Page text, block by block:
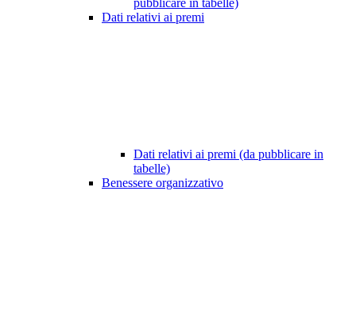
pubblicare in tabelle)
Dati relativi ai premi
Dati relativi ai premi (da pubblicare in
tabelle)
Benessere organizzativo